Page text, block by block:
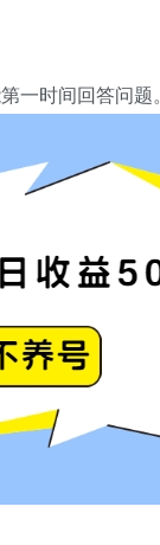
一时间回答问题。